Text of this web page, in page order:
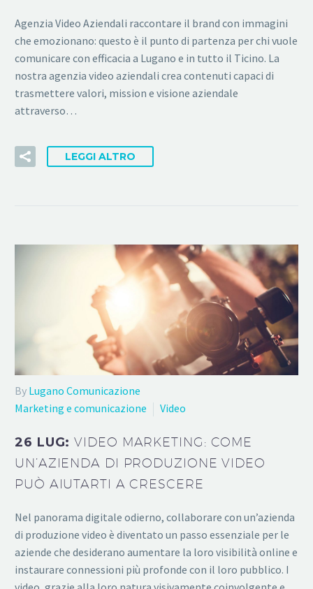
Agenzia Video Aziendali raccontare il brand con immagini
che emozionano: questo è il punto di partenza per chi vuole
comunicare con efficacia a Lugano e in tutto il Ticino. La
nostra agenzia video aziendali crea contenuti capaci di
trasmettere valori, mission e visione aziendale
attraverso…
LEGGI ALTRO
By Lugano Comunicazione
Marketing e comunicazione
Video
26 LUG:VIDEO MARKETING: COME
UN’AZIENDA DI PRODUZIONE VIDEO
PUÒ AIUTARTI A CRESCERE
Nel panorama digitale odierno, collaborare con un’azienda
di produzione video è diventato un passo essenziale per le
aziende che desiderano aumentare la loro visibilità online e
instaurare connessioni più profonde con il loro pubblico. I